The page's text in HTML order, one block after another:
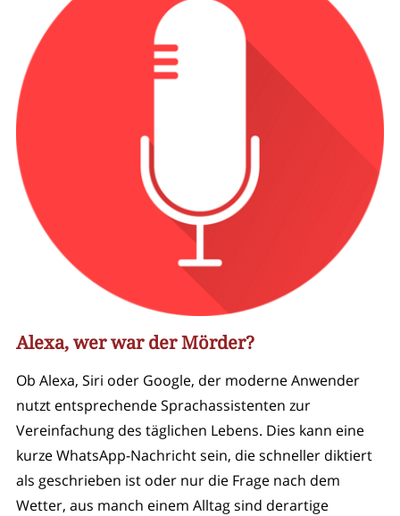
Alexa, wer war der Mörder?
Ob Alexa, Siri oder Google, der moderne Anwender
nutzt entsprechende Sprachassistenten zur
Vereinfachung des täglichen Lebens. Dies kann eine
kurze WhatsApp-Nachricht sein, die schneller diktiert
als geschrieben ist oder nur die Frage nach dem
Wetter, aus manch einem Alltag sind derartige